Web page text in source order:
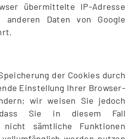
übermittelte IP-Adresse
Daten von Google
der Cookies durch
Einstellung Ihrer Browser-
wir weisen Sie jedoch
Sie in diesem Fall
nicht sämtliche Funktionen